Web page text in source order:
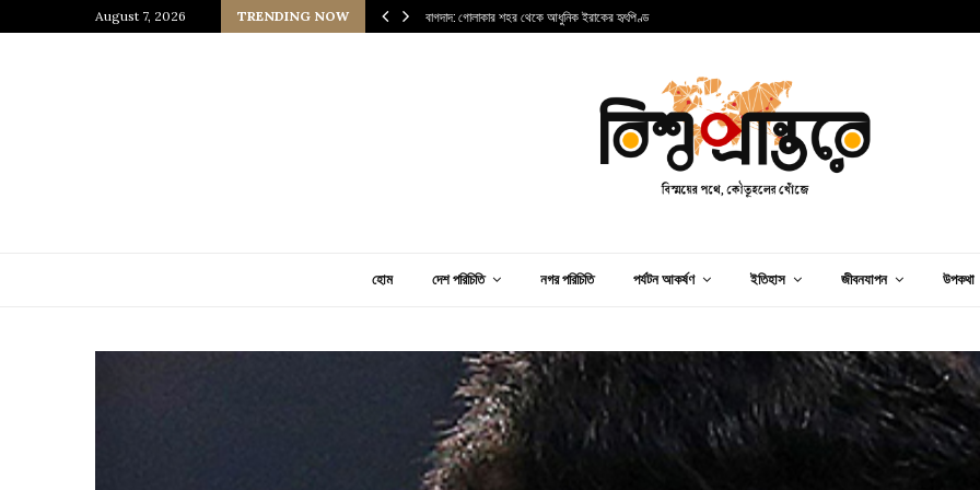
August 7, 2026 TRENDING NOW
ইরাকের হৃৎপিণ্ড মুতলা রিজ: সমতল কুয়েতের বুকে এক পাথুরে বিস্ময়
হোম দেশ পরিচিতি নগর পরিচিতি পর্যটন আকর্ষণ ইতিহাস জীবনযাপন উপকথা